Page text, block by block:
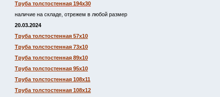
Труба толстостенная 194х30
наличие на складе, отрежем в любой размер
20.03.2024
Труба толстостенная 57х10
Труба толстостенная 73х10
Труба толстостенная 89х10
Труба толстостенная 95х10
Труба толстостенная 108х11
Труба толстостенная 108х12